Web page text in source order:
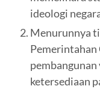
ideologi
Menurunnya
ketersediaan